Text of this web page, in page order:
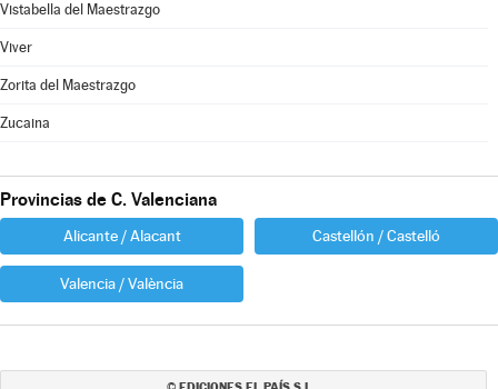
Vistabella del Maestrazgo
Viver
Zorita del Maestrazgo
Zucaina
Provincias de C. Valenciana
Alicante / Alacant Castellón / Castelló
Valencia / València